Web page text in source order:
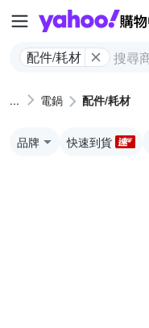
配件/耗材
電鍋 配件/耗材
品牌 快速到貨